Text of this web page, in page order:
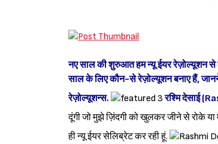
नए साल की शुरुआत हम न्यू ईयर रेज़ोल्यूशन से
साल के लिए कौन-से रेज़ोल्यूशन बनाए हैं,
रेज़ोल्यूशन्स.
रश्मि देसाई
दूंगी जो मुझे ज़िंदगी को खुलकर जीने से रोके या
ही न्यू ईयर सेलिब्रेट कर रही हूं.